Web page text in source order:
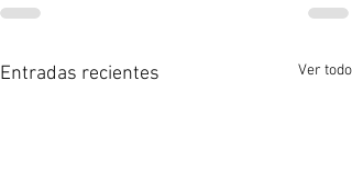
Entradas recientes Ver todo